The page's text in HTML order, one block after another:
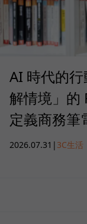
AI 時代的
解情境」的
定義商務筆
2026.07.31 | 3C生活